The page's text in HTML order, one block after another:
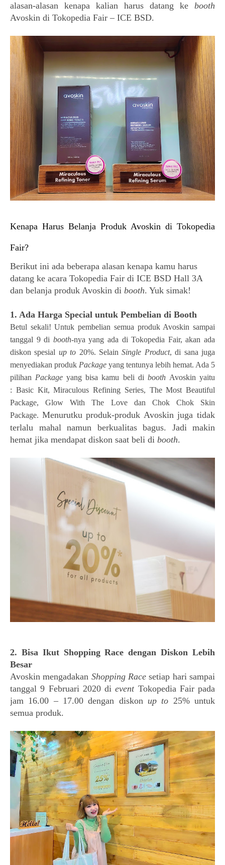
alasan-alasan kenapa kalian harus datang ke booth
Avoskin di Tokopedia Fair – ICE BSD.
Kenapa Harus Belanja Produk Avoskin di Tokopedia
Fair?
Berikut ini ada beberapa alasan kenapa kamu harus
datang ke acara Tokopedia Fair di ICE BSD Hall 3A
dan belanja produk Avoskin di booth. Yuk simak!
1. Ada Harga Special untuk Pembelian di Booth
Betul sekali! Untuk pembelian semua produk Avoskin sampai
tanggal 9 di booth-nya yang ada di Tokopedia Fair, akan ada
diskon spesial up to 20%. SelainSingle Product, di sana juga
menyediakan produk Package yang tentunya lebih hemat. Ada 5
pilihan Packageyang bisa kamu beli di booth Avoskin yaitu
: Basic Kit, Miraculous Refining Series, The Most Beautiful
Package, Glow With The Love dan Chok Chok Skin
Package. Menurutku produk-produk Avoskin juga tidak
terlalu mahal namun berkualitas bagus. Jadi makin
hemat jika mendapat diskon saat beli di booth.
2. Bisa Ikut Shopping Race dengan Diskon Lebih
Besar
Avoskin mengadakan Shopping Racesetiap hari sampai
tanggal 9 Februari 2020 dieventTokopedia Fair pada
jam 16.00 – 17.00 dengan diskon up to 25% untuk
semua produk.